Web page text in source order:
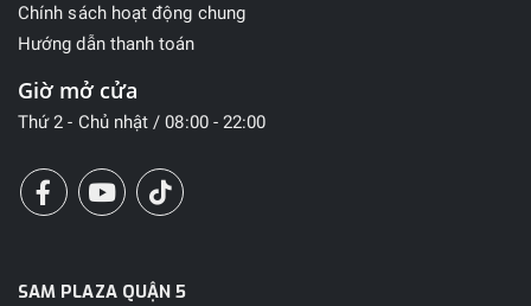
Chính sách hoạt động chung
Hướng dẫn thanh toán
Giờ mở cửa
Thứ 2 - Chủ nhật / 08:00 - 22:00
SAM PLAZA QUẬN 5